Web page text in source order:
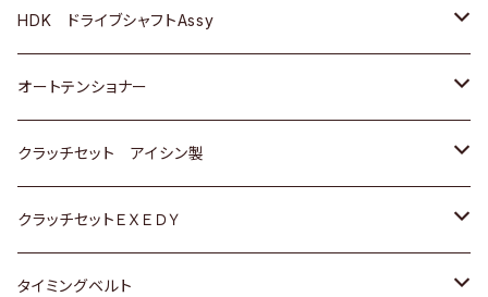
ＢＥＮＺ
スバル
三菱
スバル
マツダ
三菱
スバル
マツダ
三菱
スバル
日産
いすゞ
ダイハツ
マツダ
三菱
ＢＭＷ
GOLF
ＷＡＧＥＮ
アストロ（シボレー）
クライスラー
ＢＭＷ
ＷＡＧＥＮ
ＶＯＬＶＯ
トヨタ
ホンダ
スズキ
日産
ダイハツ
HDK ドライブシャフトAssy
スズキ
ダイハツ
日産
ホンダ
オートテンショナー
トヨタ
クラッチセット アイシン製
ホンダ
スズキ
クラッチセットＥＸＥＤＹ
ホンダ
タイミングベルト